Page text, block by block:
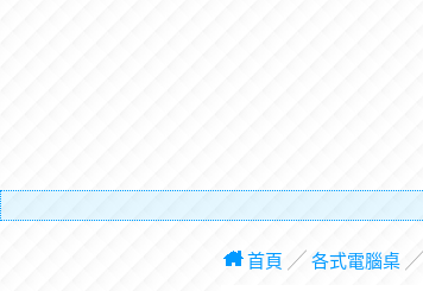
首頁 ╱ 各式電腦桌╱